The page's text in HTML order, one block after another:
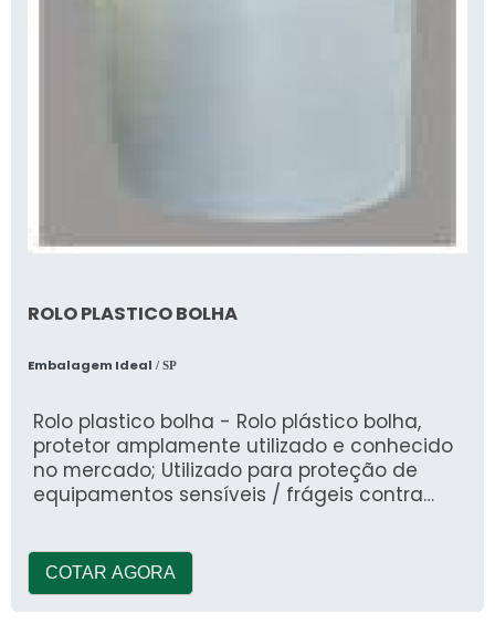
ROLO PLASTICO BOLHA
Embalagem Ideal / SP
Rolo plastico bolha - Rolo plástico bolha,
protetor amplamente utilizado e conhecido
no mercado; Utilizado para proteção de
equipamentos sensíveis / frágeis contra
COTAR AGORA